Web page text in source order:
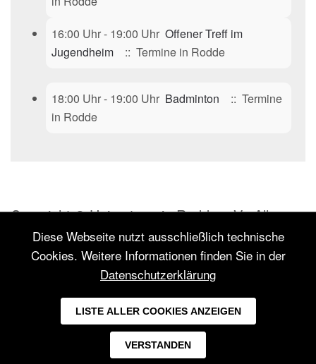
16:00 Uhr - 19:00 Uhr Offener Treff im
Jugendheim
:: Termine in Rodde
18:00 Uhr - 19:00 Uhr Badminton
:: Termine
in Rodde
Copyright © Heimatverein Rodde e.V.. Alle
Rechte vorbehalten.
Inhalt: Heimatverein Rodde e.V.
Konzept:Textakrobat – Agentur für
Kommunikation & PR Rheine
Impressum
Diese Webseite nutzt ausschließlich technische
Cookies. Weitere Informationen finden Sie in der
Datenschutzerklärung
LISTE ALLER COOKIES ANZEIGEN
VERSTANDEN